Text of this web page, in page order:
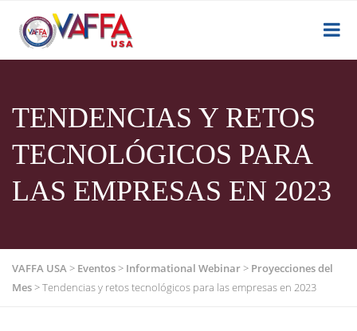
TENDENCIAS Y RETOS
TECNOLÓGICOS PARA
LAS EMPRESAS EN 2023
VAFFA USA> Eventos> Informational Webinar> Proyecciones del
Mes>Tendencias y retos tecnológicos para las empresas en 2023